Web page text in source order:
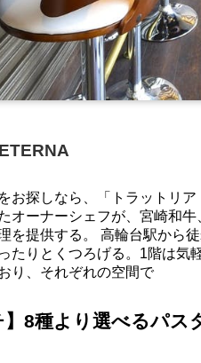
お探しなら、「トラットリ
オーナーシェフが、宮崎和
を提供する。 高輪台駅から
たりとくつろげる。1階は気
り、それぞれの空間で
】8種より選べるパ